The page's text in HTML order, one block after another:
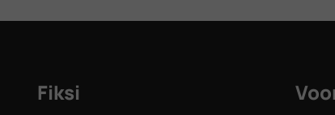
Fiksi